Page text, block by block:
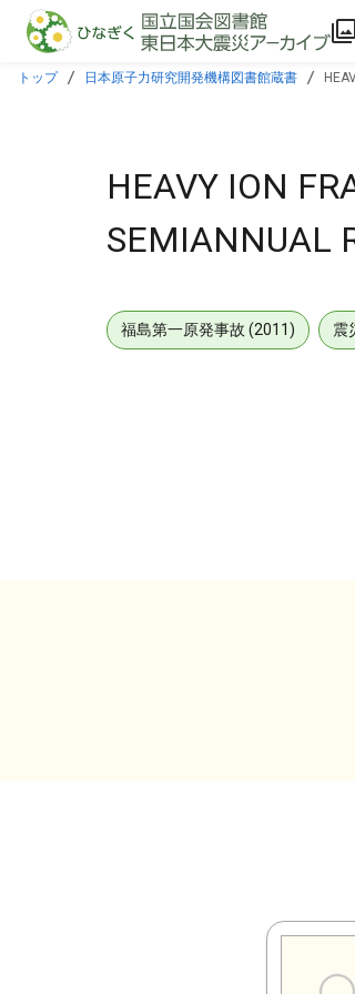
本文に飛ぶ
トップ 日本原子力研究開発機構図書館蔵書
HEAVY ION
SEMIANNUAL
福島第一原発事故 (2011) 震